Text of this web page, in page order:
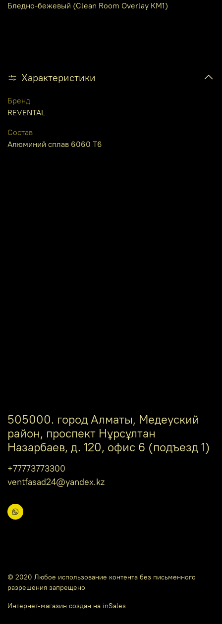
Бледно-бежевый (Clean Room Overlay КМ1)
Характеристики
Бренд
REVENTAL
Состав
Алюминий сплав 6060 Т6
505000. город Алматы, Медеуский
район, проспект Нұрсұлтан
Назарбаев, д. 120, офис 6 (подъезд 1)
+77773773300
ventfasad24@yandex.kz
© 2020 Любое использование контента без письменного
разрешения запрещено
Интернет-магазин создан на inSales